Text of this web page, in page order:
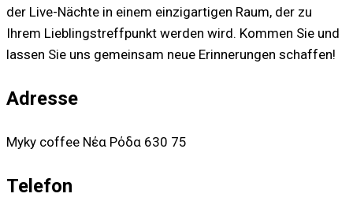
verzaubert
Einst
Ort
harter
der Live-Nächte in einem einzigartigen Raum, der zu
Ihrem Lieblingstreffpunkt werden wird. Kommen Sie und
lassen Sie uns gemeinsam neue Erinnerungen schaffen!
Adresse
Myky coffee Νέα Ρόδα 630 75
Telefon